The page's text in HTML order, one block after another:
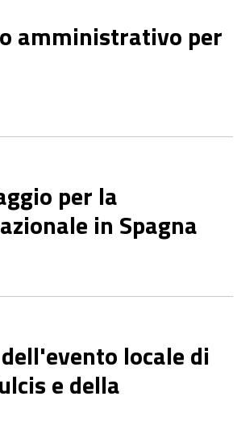
amministrativo per
per la
in Spagna
locale di
e della